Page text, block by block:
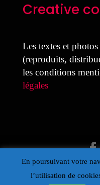
Creative
Les textes et
(reproduits,
les conditions
légales
Design Laure
- Propulsé par
En poursuivant votre
l’utilisation de